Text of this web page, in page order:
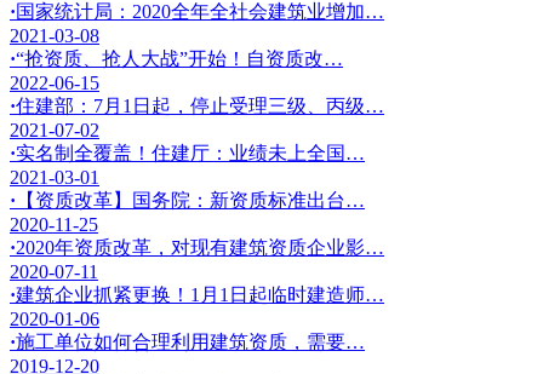
·国家统计局：2020全年全社会建筑业增加…
2021-03-08
·“抢资质、抢人大战”开始！自资质改…
2022-06-15
·住建部：7月1日起，停止受理三级、丙级…
2021-07-02
·实名制全覆盖！住建厅：业绩未上全国…
2021-03-01
· 【资质改革】国务院：新资质标准出台…
2020-11-25
·2020年资质改革，对现有建筑资质企业影…
2020-07-11
·建筑企业抓紧更换！1月1日起临时建造师…
2020-01-06
·施工单位如何合理利用建筑资质，需要…
2019-12-20